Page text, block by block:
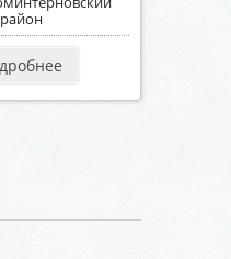
район